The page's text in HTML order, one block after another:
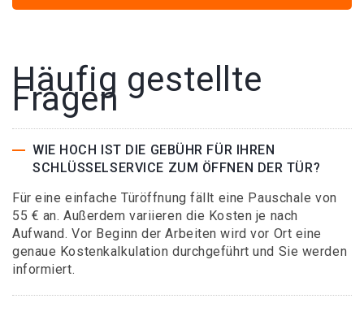
Häufig gestellte
Fragen
WIE HOCH IST DIE GEBÜHR FÜR IHREN
SCHLÜSSELSERVICE ZUM ÖFFNEN DER TÜR?
Für eine einfache Türöffnung fällt eine Pauschale von
55 € an. Außerdem variieren die Kosten je nach
Aufwand. Vor Beginn der Arbeiten wird vor Ort eine
genaue Kostenkalkulation durchgeführt und Sie werden
informiert.